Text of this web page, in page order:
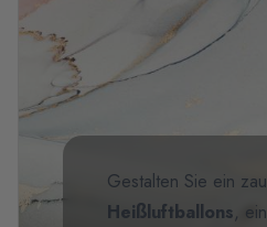
Gestalten Sie ein
Heißluftballons,